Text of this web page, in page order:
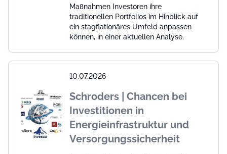
Maßnahmen Investoren ihre
traditionellen Portfolios im Hinblick auf
ein stagflationäres Umfeld anpassen
können, in einer aktuellen Analyse.
10.07.2026
Schroders | Chancen bei
Investitionen in
Energieinfrastruktur und
Versorgungssicherheit